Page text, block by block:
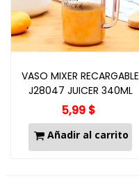
VASO MIXER RECARGABLE
J28047 JUICER 340ML
5,99 $
Añadir al carrito